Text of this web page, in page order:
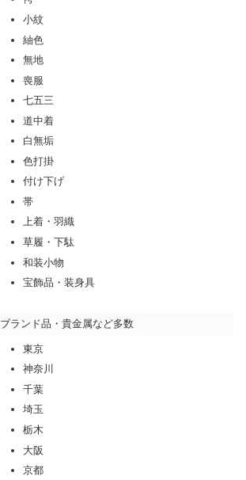
小紋
紬色
無地
喪服
七五三
道中着
白無垢
色打掛
付け下げ
帯
上着・羽織
草履・下駄
和装小物
宝飾品・装身具
ブランド品・貴金属など多数
東京
神奈川
千葉
埼玉
栃木
大阪
京都